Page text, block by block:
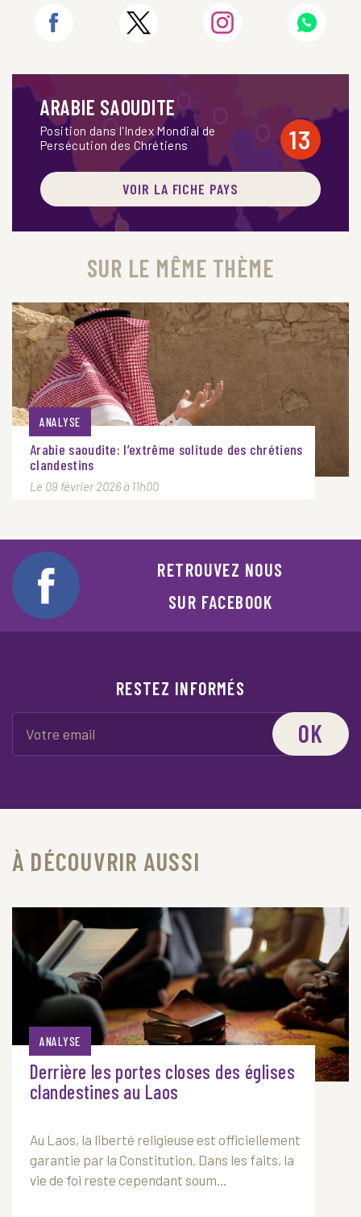
ARABIE SAOUDITE
Position dans l'Index Mondial de
Persécution des Chrétiens
13
VOIR LA FICHE PAYS
SUR LE MÊME THÈME
ANALYSE
Arabie saoudite: l’extrême solitude des chrétiens
clandestins
Le 09 février 2026 à 11h00
RETROUVEZ NOUS
SUR FACEBOOK
RESTEZ INFORMÉS
OK
À DÉCOUVRIR AUSSI
ANALYSE
Derrière les portes closes des églises
clandestines au Laos
Au Laos, la liberté religieuse est officiellement
garantie par la Constitution. Dans les faits, la
vie de foi reste cependant soum...